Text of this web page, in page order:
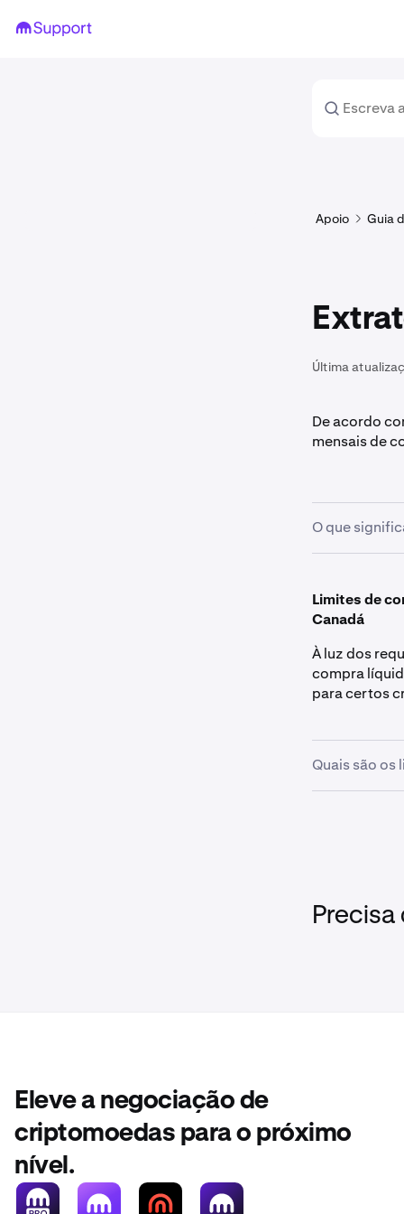
Apoio Guia
Última
De acordo
mensais de
O que
detalhe da
disponíveis
registos clara
Limites de
Canadá
À luz dos
compra
para certos
Quais são os
Todos os
Precisa
Eleve a negociação de
criptomoedas para o próximo
nível.